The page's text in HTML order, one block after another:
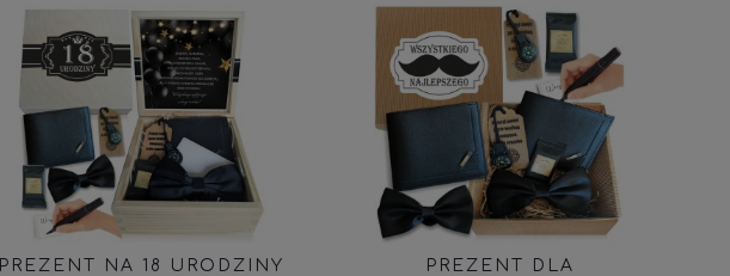
PREZENT NA 18 URODZINY
PREZENT DLA